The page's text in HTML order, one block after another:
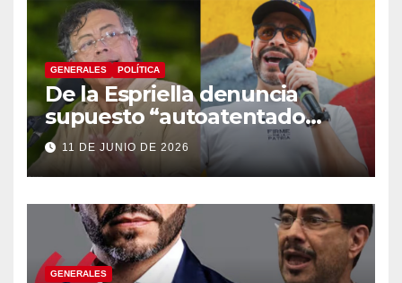
GENERALES POLÍTICA
De la Espriella denuncia
supuesto “autoatentado
legislativo” tras decisión de
suspender provisionalmente
a Petro
11 DE JUNIO DE 2026
GENERALES